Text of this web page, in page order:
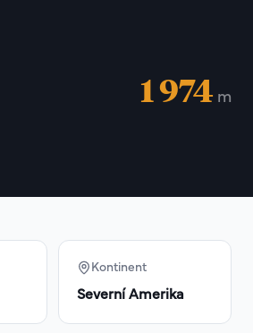
1 974 m
Kontinent
Severní Amerika